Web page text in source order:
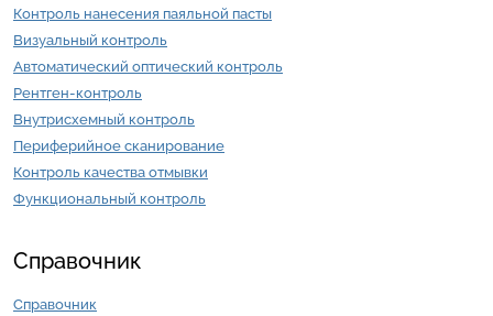
Контроль нанесения паяльной пасты
Визуальный контроль
Автоматический оптический контроль
Рентген-контроль
Внутрисхемный контроль
Периферийное сканирование
Контроль качества отмывки
Функциональный контроль
Справочник
Справочник